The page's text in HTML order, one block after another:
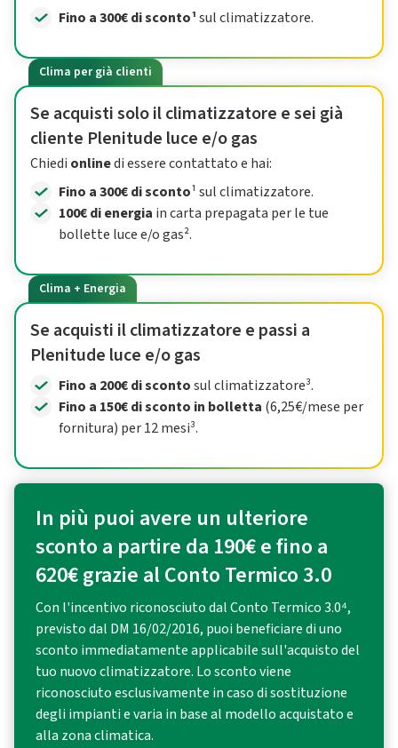
Fino a 300€ di sconto¹sul climatizzatore.
Clima per già clienti
Se acquisti solo il climatizzatore e sei già
cliente Plenitude luce e/o gas
Chiedi onlinedi essere contattato e hai:
Fino a 300€ di sconto¹ sul climatizzatore.
100€ di energia in carta prepagata per le tue
bollette luce e/o gas².
Clima + Energia
Se acquisti il climatizzatore e passi a
Plenitude luce e/o gas
Fino a 200€ di scontosul climatizzatore³.
Fino a 150€ di sconto in bolletta (6,25€/mese per
fornitura) per 12 mesi³.
In più puoi avere un ulteriore
sconto a partire da 190€ e fino a
620€ grazie al Conto Termico 3.0
Con l'incentivo riconosciuto dal Conto Termico 3.0⁴,
previsto dal DM 16/02/2016, puoi beneficiare di uno
sconto immediatamente applicabile sull'acquisto del
tuo nuovo climatizzatore. Lo sconto viene
riconosciuto esclusivamente in caso di sostituzione
degli impianti e varia in base al modello acquistato e
alla zona climatica.